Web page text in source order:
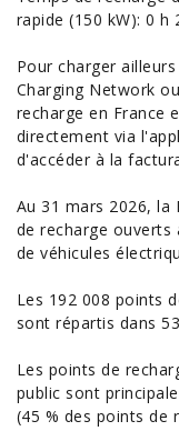
rapide (150 kW): 0 h
Pour charger
Charging Network
recharge en France
directement via
d'accéder à la
Au 31 mars 2026, la
de recharge ouverts
de véhicules
Les 192 008 points
sont répartis dans
Les points de
public sont
(45 % des points de